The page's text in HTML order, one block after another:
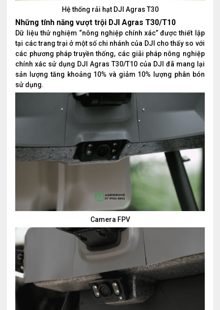
Hệ thống rải hạt DJI Agras T30
Những tính năng vượt trội DJI Agras T30/T10
Dữ liệu thử nghiệm “nông nghiệp chính xác” được thiết lập
tại các trang trại ở một số chi nhánh của DJI cho thấy so với
các phương pháp truyền thống, các giải pháp nông nghiệp
chính xác sử dụng DJI Agras T30/T10 của DJI đã mang lại
sản lượng tăng khoảng 10% và giảm 10% lượng phân bón
sử dụng.
Camera FPV